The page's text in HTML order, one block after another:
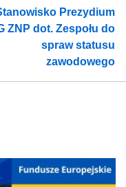
Prezydium
ZNP dot. Zespołu do
spraw statusu
zawodowego